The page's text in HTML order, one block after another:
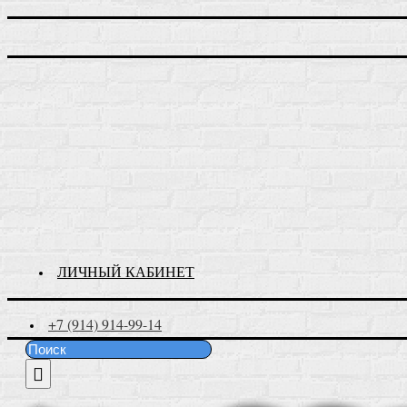
ЛИЧНЫЙ КАБИНЕТ
+7 (914) 914-99-14